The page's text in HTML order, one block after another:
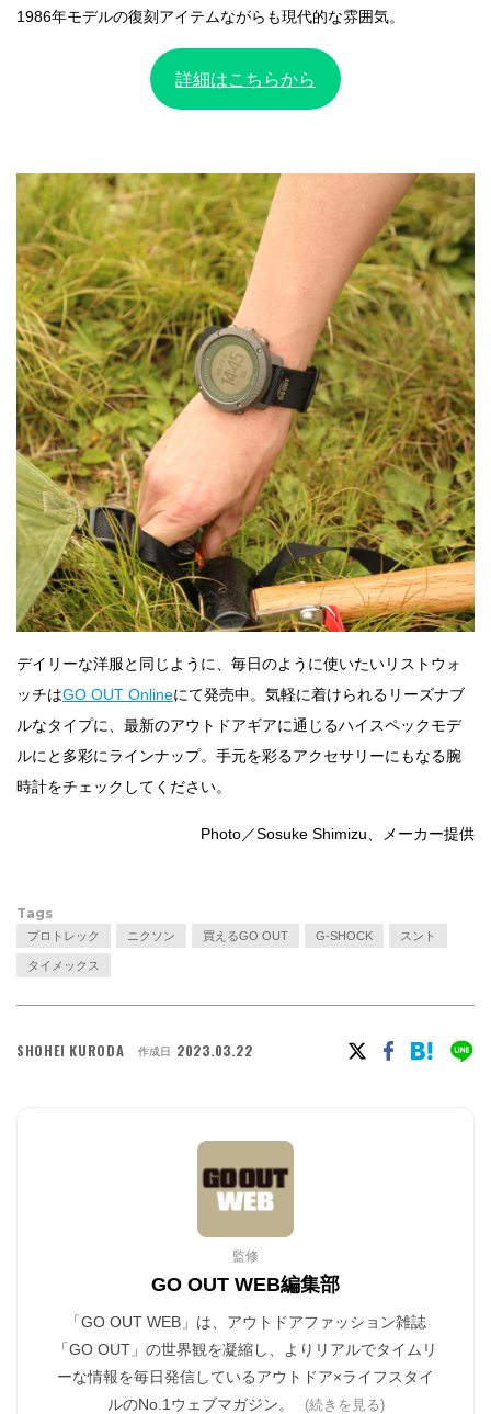
1986年モデルの復刻アイテムながらも現代的な雰囲気。
詳細はこちらから
デイリーな洋服と同じように、毎日のように使いたいリストウォ
ッチはGO OUT Onlineにて発売中。気軽に着けられるリーズナブ
ルなタイプに、最新のアウトドアギアに通じるハイスペックモデ
ルにと多彩にラインナップ。手元を彩るアクセサリーにもなる腕
時計をチェックしてください。
Photo／Sosuke Shimizu、メーカー提供
Tags
プロトレック ニクソン 買えるGO OUT G-SHOCK スント
タイメックス
SHOHEI KURODA 作成日 2023.03.22
監修
GO OUT WEB編集部
「GO OUT WEB」は、アウトドアファッション雑誌
「GO OUT」の世界観を凝縮し、よりリアルでタイムリ
ーな情報を毎日発信しているアウトドア×ライフスタイ
ルのNo.1ウェブマガジン。
(続きを見る)